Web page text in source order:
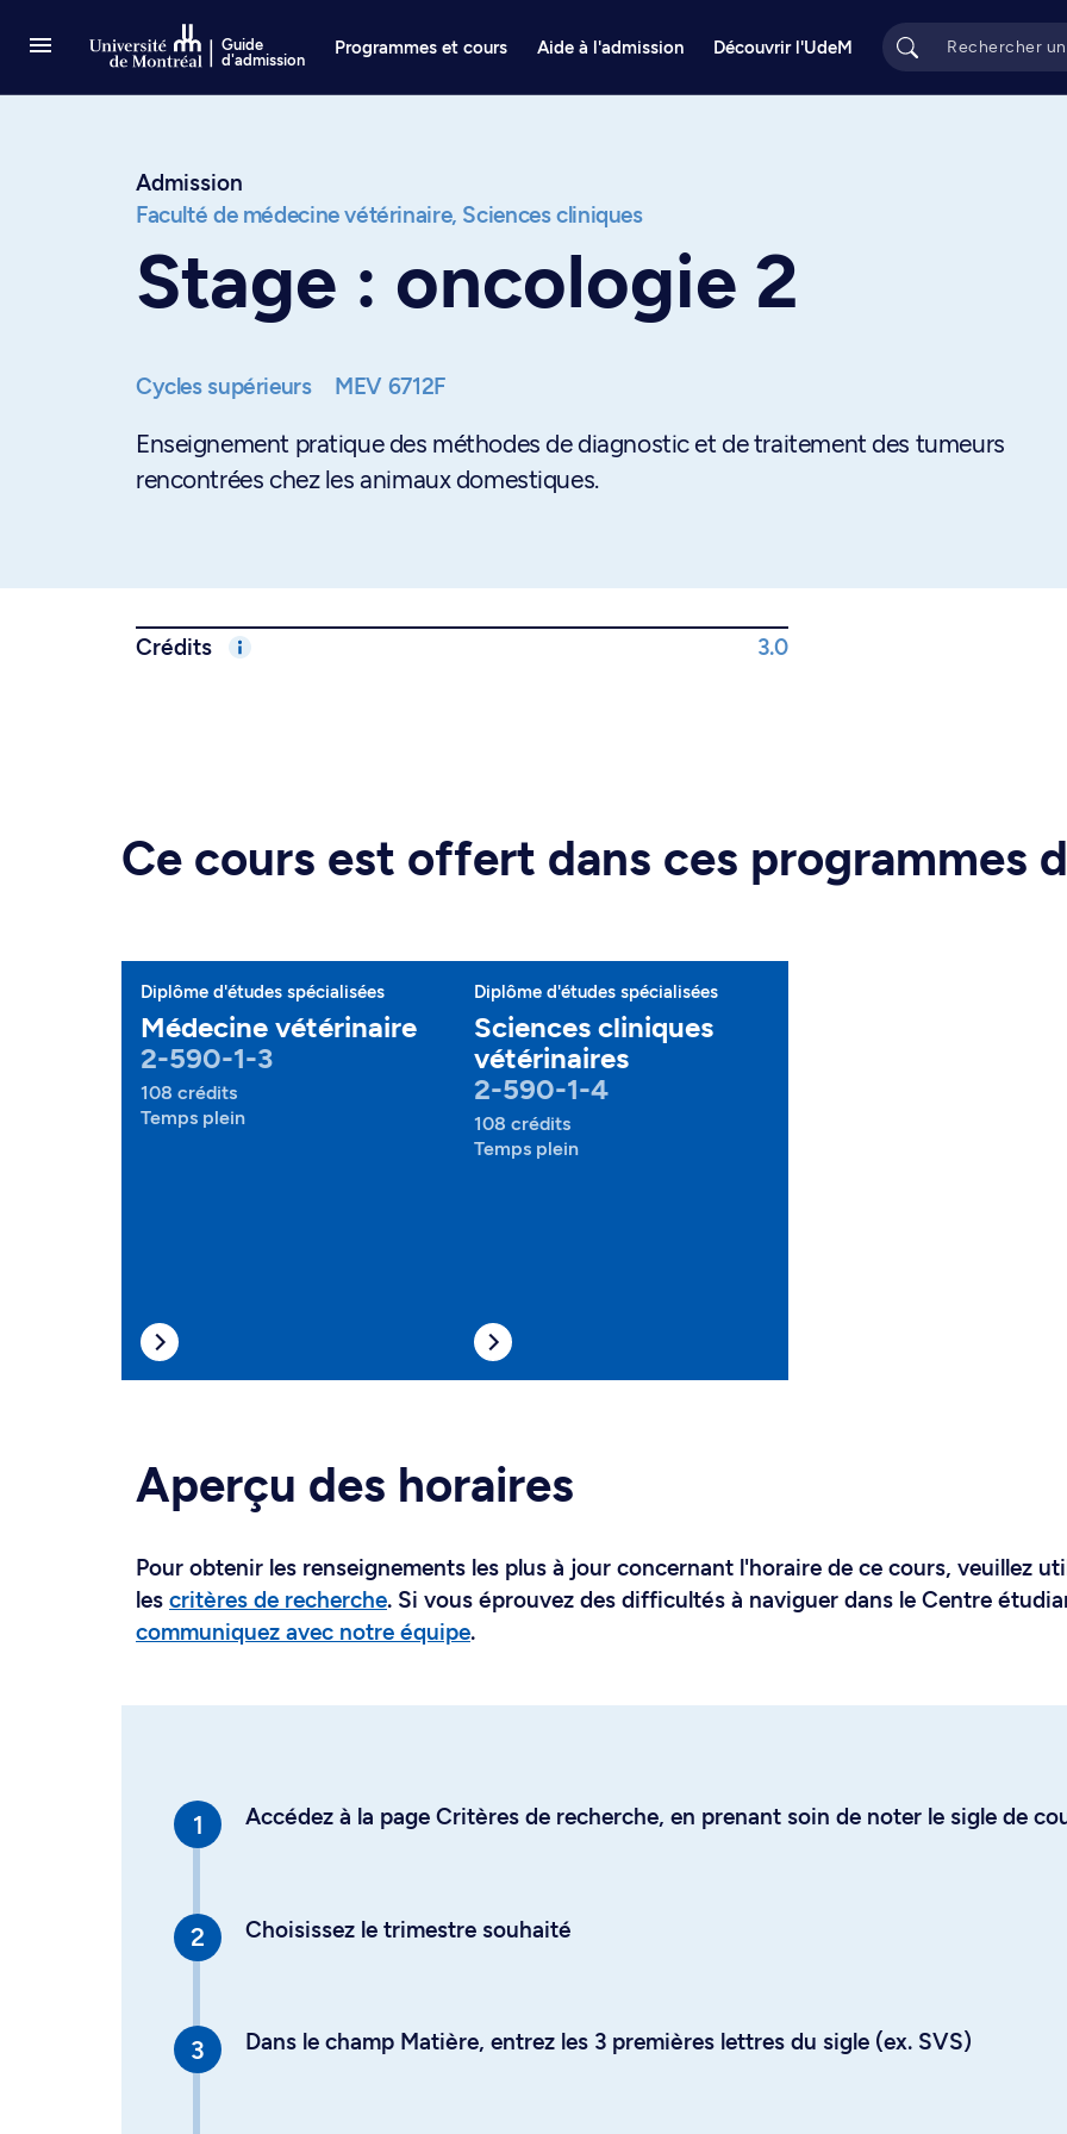
Guide
d'admission
Programmes et cours Aide à l'admission Découvrir l'UdeM
Admission
Faculté de médecine vétérinaire, Sciences cliniques
Stage : oncologie 2
Cycles supérieurs MEV 6712F
Enseignement pratique des méthodes de diagnostic et de traitement des tumeurs
rencontrées chez les animaux domestiques.
Crédits 3.0
Ce cours est offert dans ces programmes
Diplôme d'études spécialisées
Médecine vétérinaire
2-590-1-3
108 crédits
Temps plein
Diplôme d'études spécialisées
Sciences cliniques
vétérinaires
2-590-1-4
108 crédits
Temps plein
Aperçu des horaires
Pour obtenir les renseignements les plus à jour concernant l'horaire de ce cours, veuillez
les critères de recherche. Si vous éprouvez des difficultés à naviguer dans le Centre
communiquez avec notre équipe.
Accédez à la page Critères de recherche, en prenant soin de noter le sigle de
Choisissez le trimestre souhaité
Dans le champ Matière, entrez les 3 premières lettres du sigle (ex. SVS)